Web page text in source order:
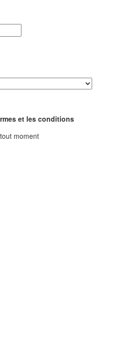
et les conditions
moment